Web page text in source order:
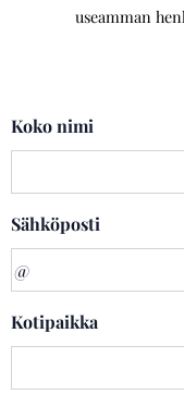
useamman
Koko nimi
Sähköposti
Kotipaikka